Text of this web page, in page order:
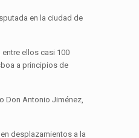
en la ciudad de
ellos casi 100
a principios de
Don Antonio Jiménez,
desplazamientos a la